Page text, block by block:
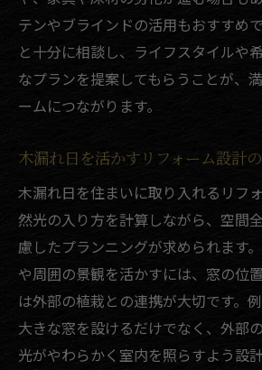
テンやブラインドの活用もおすすめ
と十分に相談し、ライフスタイルや
なプランを提案してもらうことが、
ームにつながります。
木漏れ日を活かすリフォーム設計
木漏れ日を住まいに取り入れるリフ
然光の入り方を計算しながら、空間
慮したプランニングが求められます
や周囲の景観を活かすには、窓の位
は外部の植栽との連携が大切です。
大きな窓を設けるだけでなく、外部
光がやわらかく室内を照らすよう設